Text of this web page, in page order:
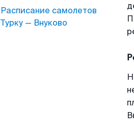
Расписание самолетов
Турку — Внуково